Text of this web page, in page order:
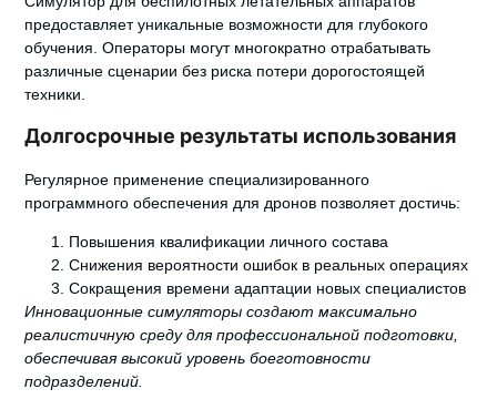
предоставляет уникальные возможности для глубокого
обучения. Операторы могут многократно отрабатывать
различные сценарии без риска потери дорогостоящей
техники.
Долгосрочные результаты использования
Регулярное применение специализированного
программного обеспечения для дронов позволяет достичь:
Повышения квалификации личного состава
Снижения вероятности ошибок в реальных операциях
Сокращения времени адаптации новых специалистов
Инновационные симуляторы создают максимально
реалистичную среду для профессиональной подготовки,
обеспечивая высокий уровень боеготовности
подразделений.